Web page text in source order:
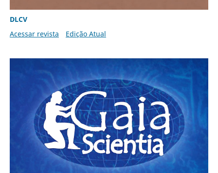
DLCV
Acessar revista
Edição Atual